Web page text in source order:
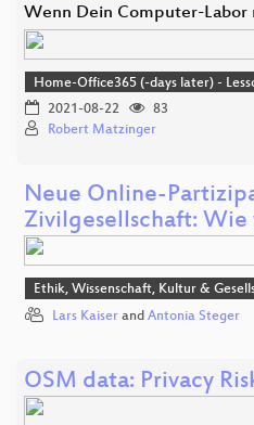
Wenn Dein Computer-Labor
Home-Office365 (-days later) -
2021-08-22
83
Robert Matzinger
Neue Online-
Zivilgesellschaft: Wie
Ethik, Wissenschaft, Kultur &
Lars Kaiser and Antonia Steger
OSM data: Privacy